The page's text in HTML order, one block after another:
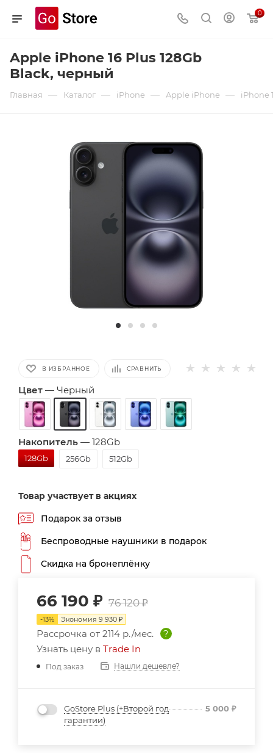
0
Apple iPhone 16 Plus 128Gb
Black, черный
Главная — Каталог — iPhone — Apple iPhone — iPhone
В ИЗБРАННОЕ СРАВНИТЬ
Цвет — Черный
Накопитель — 128Gb
128Gb 256Gb 512Gb
Товар участвует в акциях
Подарок за отзыв
Беспроводные наушники в подарок
Скидка на бронеплёнку
66 190 ₽ 76 120₽
-13% Экономия 9 930 ₽
Рассрочка от 2114 р./мес.
?
Узнать цену в Trade In
Под заказ Нашли дешевле?
GoStore Plus (+Второй год
гарантии)
5 000 ₽